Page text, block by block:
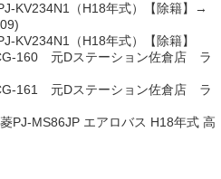
KV234N1（H18年式）【除籍】→
KV234N1（H18年式）【除籍】
160 元Dステーション佐倉店 ラ
161 元Dステーション佐倉店 ラ
PJ-MS86JP エアロバス H18年式 高